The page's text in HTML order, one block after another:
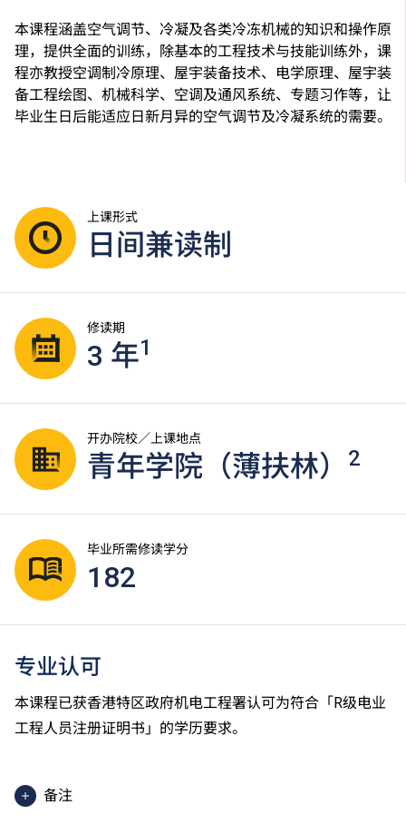
本课程涵盖空气调节、冷凝及各类冷冻机械的知识和操作原
理，提供全面的训练，除基本的工程技术与技能训练外，课
程亦教授空调制冷原理、屋宇装备技术、电学原理、屋宇装
备工程绘图、机械科学、空调及通风系统、专题习作等，让
毕业生日后能适应日新月异的空气调节及冷凝系统的需要。
上课形式
日间兼读制
修读期
3 年1
开办院校／上课地点
青年学院（薄扶林） 2
毕业所需修读学分
182
专业认可
本课程已获香港特区政府机电工程署认可为符合「R级电业
工程人员注册证明书」的学历要求。
备注